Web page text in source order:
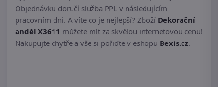
Objednávku doručí služba PPL v následujícím
pracovním dni. A víte co je nejlepší? Zboží Dekorační
anděl X3611 můžete mít za skvělou internetovou cenu!
Nakupujte chytře a vše si pořiďte v eshopu Bexis.cz.